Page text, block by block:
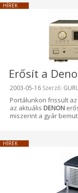
HÍREK
Erősít a
Beküldve:
2003-05-16 Szerző:
Portálunkon frissült
az aktuális DENON
miszerint a gyár
HÍREK